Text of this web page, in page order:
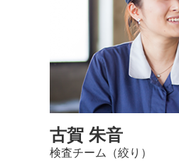
古賀 朱音
検査チーム（絞り）